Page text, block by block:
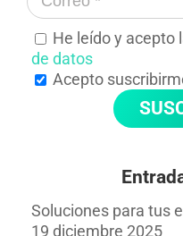
He leído y acepto
de datos
Acepto
Soluciones para tus
19 diciembre 2025